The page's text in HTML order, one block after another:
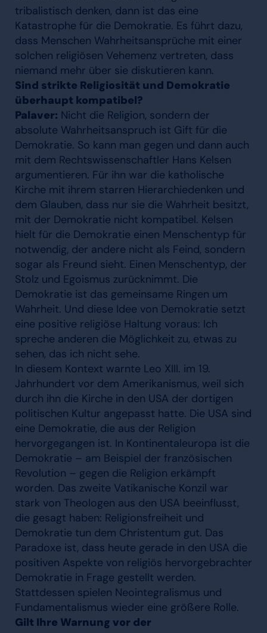
tribalistisch denken, dann ist das eine
Katastrophe für die Demokratie. Es führt dazu,
dass Menschen Wahrheitsansprüche mit einer
solchen religiösen Vehemenz vertreten, dass
niemand mehr über sie diskutieren kann.
Sind strikte Religiosität und Demokratie
überhaupt kompatibel?
Palaver: Nicht die Religion, sondern der
absolute Wahrheitsanspruch ist Gift für die
Demokratie. So kann man gegen und dann auch
mit dem Rechtswissenschaftler Hans Kelsen
argumentieren. Für ihn war die katholische
Kirche mit ihrem starren Hierarchiedenken und
dem Glauben, dass nur sie die Wahrheit besitzt,
mit der Demokratie nicht kompatibel. Kelsen
hielt für die Demokratie einen Menschentyp für
notwendig, der andere nicht als Feind, sondern
sogar als Freund sieht. Einen Menschentyp, der
Stolz und Egoismus zurücknimmt. Die
Demokratie ist das gemeinsame Ringen um
Wahrheit. Und diese Idee von Demokratie setzt
eine positive religiöse Haltung voraus: Ich
spreche anderen die Möglichkeit zu, etwas zu
sehen, das ich nicht sehe.
In diesem Kontext warnte Leo XIII. im 19.
Jahrhundert vor dem Amerikanismus, weil sich
durch ihn die Kirche in den USA der dortigen
politischen Kultur angepasst hatte. Die USA sind
eine Demokratie, die aus der Religion
hervorgegangen ist. In Kontinentaleuropa ist die
Demokratie – am Beispiel der französischen
Revolution – gegen die Religion erkämpft
worden. Das zweite Vatikanische Konzil war
stark von Theologen aus den USA beeinflusst,
die gesagt haben: Religionsfreiheit und
Demokratie tun dem Christentum gut. Das
Paradoxe ist, dass heute gerade in den USA die
positiven Aspekte von religiös hervorgebrachter
Demokratie in Frage gestellt werden.
Stattdessen spielen Neointegralismus und
Fundamentalismus wieder eine größere Rolle.
Gilt Ihre Warnung vor der